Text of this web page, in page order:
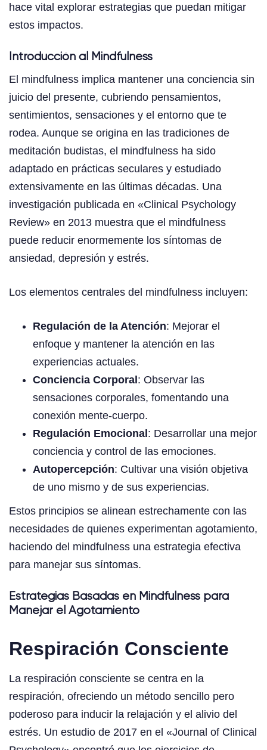
hace vital explorar estrategias que puedan mitigar
estos impactos.
Introducción al Mindfulness
El mindfulness implica mantener una conciencia sin
juicio del presente, cubriendo pensamientos,
sentimientos, sensaciones y el entorno que te
rodea. Aunque se origina en las tradiciones de
meditación budistas, el mindfulness ha sido
adaptado en prácticas seculares y estudiado
extensivamente en las últimas décadas. Una
investigación publicada en «Clinical Psychology
Review» en 2013 muestra que el mindfulness
puede reducir enormemente los síntomas de
ansiedad, depresión y estrés.
Los elementos centrales del mindfulness incluyen:
Regulación de la Atención: Mejorar el
enfoque y mantener la atención en las
experiencias actuales.
Conciencia Corporal: Observar las
sensaciones corporales, fomentando una
conexión mente-cuerpo.
Regulación Emocional: Desarrollar una mejor
conciencia y control de las emociones.
Autopercepción: Cultivar una visión objetiva
de uno mismo y de sus experiencias.
Estos principios se alinean estrechamente con las
necesidades de quienes experimentan agotamiento,
haciendo del mindfulness una estrategia efectiva
para manejar sus síntomas.
Estrategias Basadas en Mindfulness para
Manejar el Agotamiento
Respiración Consciente
La respiración consciente se centra en la
respiración, ofreciendo un método sencillo pero
poderoso para inducir la relajación y el alivio del
estrés. Un estudio de 2017 en el «Journal of Clinical